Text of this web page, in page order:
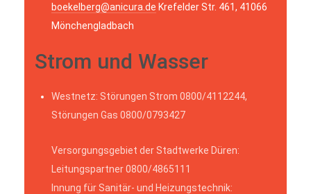
boekelberg@anicura.de Krefelder Str. 461, 41066
Mönchengladbach
Strom und Wasser
Westnetz: Störungen Strom 0800/4112244,
Störungen Gas 0800/0793427
Versorgungsgebiet der Stadtwerke Düren:
Leitungspartner 0800/4865111
Innung für Sanitär- und Heizungstechnik: